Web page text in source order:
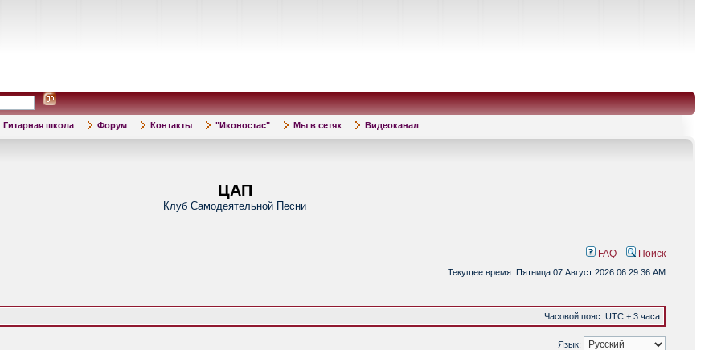
Гитарная школа Форум Контакты "Иконостас" Мы в сетях Видеоканал
ЦАП
Клуб Самодеятельной Песни
FAQ Поиск
Текущее время: Пятница 07 Август 2026 06:29:36 AM
Часовой пояс: UTC + 3 часа
Язык: